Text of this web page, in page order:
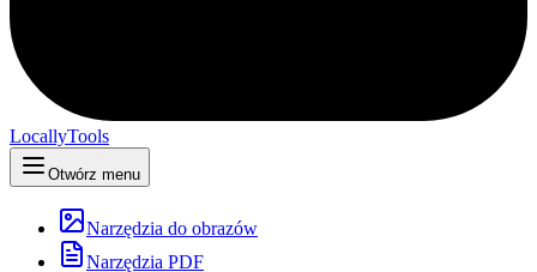
LocallyTools
Otwórz menu
Narzędzia do obrazów
Narzędzia PDF